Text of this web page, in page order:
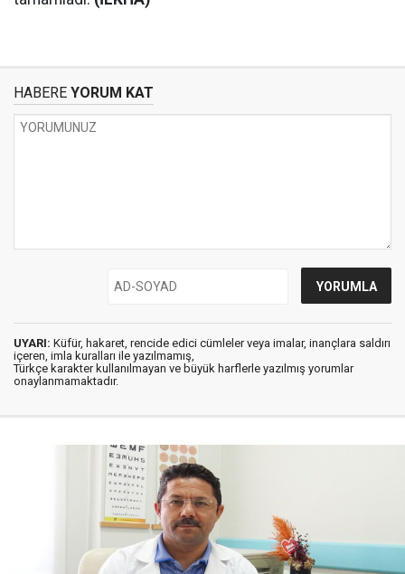
HABERE YORUM KAT
UYARI: Küfür, hakaret, rencide edici cümleler veya imalar, inançlara saldırı
içeren, imla kuralları ile yazılmamış,
Türkçe karakter kullanılmayan ve büyük harflerle yazılmış yorumlar
onaylanmamaktadır.